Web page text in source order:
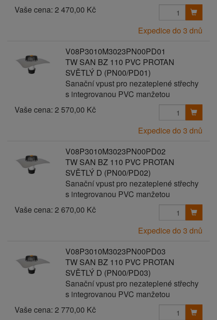
Vaše cena: 2 470,00 Kč
Expedice do 3 dnů
V08P3010M3023PN00PD01
TW SAN BZ 110 PVC PROTAN
SVĚTLÝ D (PN00/PD01)
Sanační vpust pro nezateplené střechy
s integrovanou PVC manžetou
Vaše cena: 2 570,00 Kč
Expedice do 3 dnů
V08P3010M3023PN00PD02
TW SAN BZ 110 PVC PROTAN
SVĚTLÝ D (PN00/PD02)
Sanační vpust pro nezateplené střechy
s integrovanou PVC manžetou
Vaše cena: 2 670,00 Kč
Expedice do 3 dnů
V08P3010M3023PN00PD03
TW SAN BZ 110 PVC PROTAN
SVĚTLÝ D (PN00/PD03)
Sanační vpust pro nezateplené střechy
s integrovanou PVC manžetou
Vaše cena: 2 770,00 Kč